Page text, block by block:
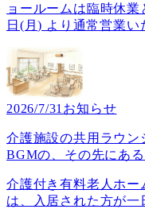
ョールームは臨時休
日(月) より通常営業い
2026/7/31 お知らせ
介護施設の共用ラウ
BGMの、その先にあ
介護付き有料老人ホー
は、入居された方が一